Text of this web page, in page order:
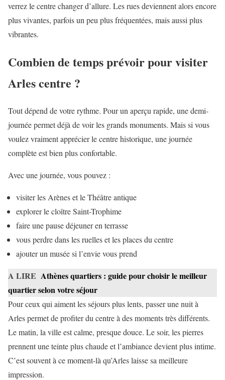
verrez le centre changer d’allure. Les rues deviennent alors encore
plus vivantes, parfois un peu plus fréquentées, mais aussi plus
vibrantes.
Combien de temps prévoir pour visiter
Arles centre ?
Tout dépend de votre rythme. Pour un aperçu rapide, une demi-
journée permet déjà de voir les grands monuments. Mais si vous
voulez vraiment apprécier le centre historique, une journée
complète est bien plus confortable.
Avec une journée, vous pouvez :
visiter les Arènes et le Théâtre antique
explorer le cloître Saint-Trophime
faire une pause déjeuner en terrasse
vous perdre dans les ruelles et les places du centre
ajouter un musée si l’envie vous prend
A LIRE Athènes quartiers : guide pour choisir le meilleur
quartier selon votre séjour
Pour ceux qui aiment les séjours plus lents, passer une nuit à
Arles permet de profiter du centre à des moments très différents.
Le matin, la ville est calme, presque douce. Le soir, les pierres
prennent une teinte plus chaude et l’ambiance devient plus intime.
C’est souvent à ce moment-là qu’Arles laisse sa meilleure
impression.